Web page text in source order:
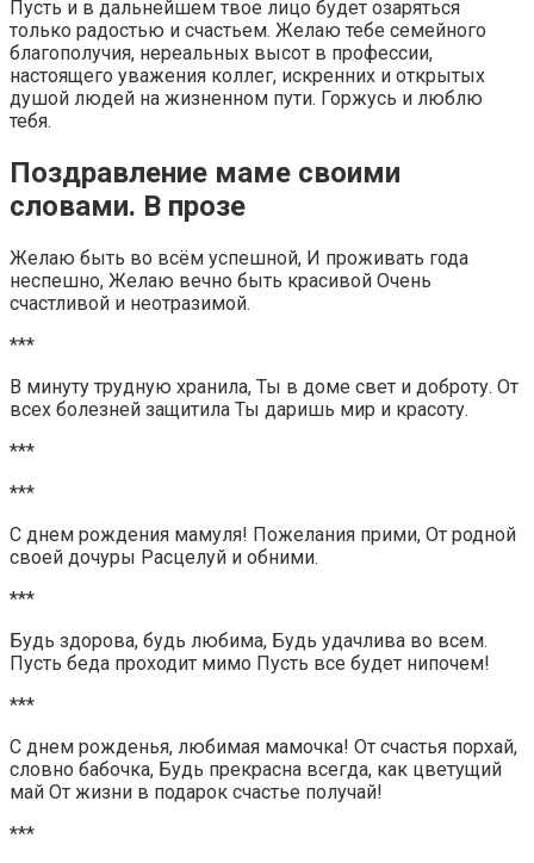
Пусть и в дальнейшем твое лицо будет озаряться
только радостью и счастьем. Желаю тебе семейного
благополучия, нереальных высот в профессии,
настоящего уважения коллег, искренних и открытых
душой людей на жизненном пути. Горжусь и люблю
тебя.
Поздравление маме своими
словами. В прозе
Желаю быть во всём успешной, И проживать года
неспешно, Желаю вечно быть красивой Очень
счастливой и неотразимой.
***
В минуту трудную хранила, Ты в доме свет и доброту. От
всех болезней защитила Ты даришь мир и красоту.
***
***
С днем рождения мамуля! Пожелания прими, От родной
своей дочуры Расцелуй и обними.
***
Будь здорова, будь любима, Будь удачлива во всем.
Пусть беда проходит мимо Пусть все будет нипочем!
***
С днем рожденья, любимая мамочка! От счастья порхай,
словно бабочка, Будь прекрасна всегда, как цветущий
май От жизни в подарок счастье получай!
***